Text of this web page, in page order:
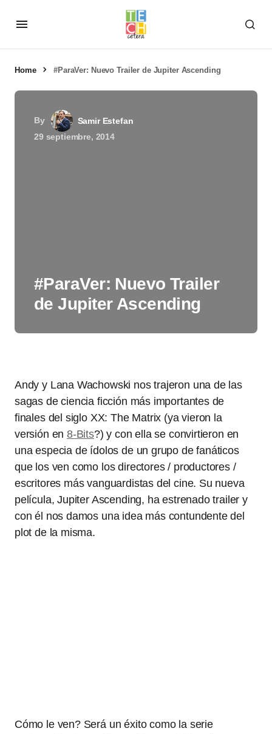
Home #ParaVer: Nuevo Trailer de Jupiter Ascending
By
Samir Estefan
29 septiembre, 2014
#ParaVer: Nuevo Trailer
de Jupiter Ascending
Andy y Lana Wachowski nos trajeron una de las
sagas de ciencia ficción más importantes de
finales del siglo XX: The Matrix (ya vieron la
versión en8-Bits?) y con ella se convirtieron en
una especia de ídolos de un grupo de fanáticos
que los ven como los directores / productores /
escritores más vanguardistas del cine. Su nueva
película, Jupiter Ascending, ha estrenado trailer y
con él nos damos una idea más contundente del
plot de la misma.
Cómo le ven? Será un éxito como la serie